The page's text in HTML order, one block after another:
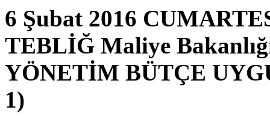
6 Şubat 2016
TEBLİĞ Maliye
YÖNETİM BÜTÇE
1)